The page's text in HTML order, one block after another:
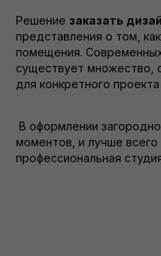
Решение заказать
представления о том,
помещения.
существует множество,
для конкретного
В оформлении
моментов, и лучше всего
профессиональная